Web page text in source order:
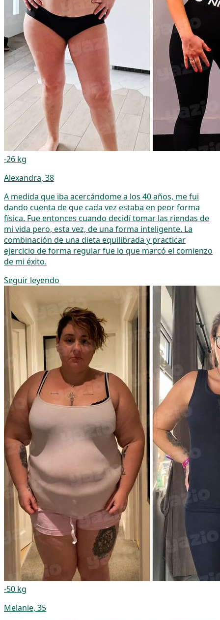
-26 kg
Alexandra, 38
A medida que iba acercándome a los 40 años, me fui
dando cuenta de que cada vez estaba en peor forma
física. Fue entonces cuando decidí tomar las riendas de
mi vida pero, esta vez, de una forma inteligente. La
combinación de una dieta equilibrada y practicar
ejercicio de forma regular fue lo que marcó el comienzo
de mi éxito.
Seguir leyendo
-50 kg
Melanie, 35